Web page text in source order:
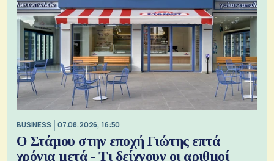
BUSINESS 07.08.2026, 16:50
Ο Στάμου στην εποχή Γιώτης επτά
χρόνια μετά - Τι δείχνουν οι αριθμοί